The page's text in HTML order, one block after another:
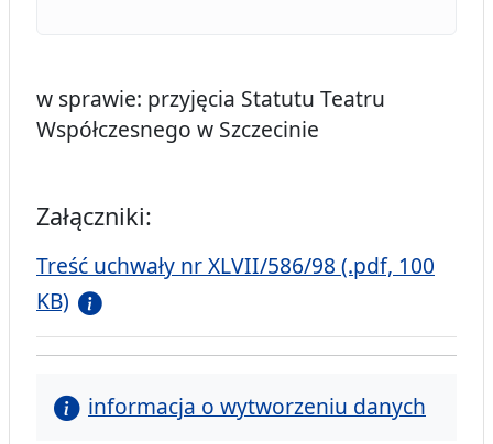
w sprawie: przyjęcia Statutu Teatru
Współczesnego w Szczecinie
Załączniki:
Treść uchwały nr XLVII/586/98 (.pdf, 100
KB)
informacja o wytworzeniu danych